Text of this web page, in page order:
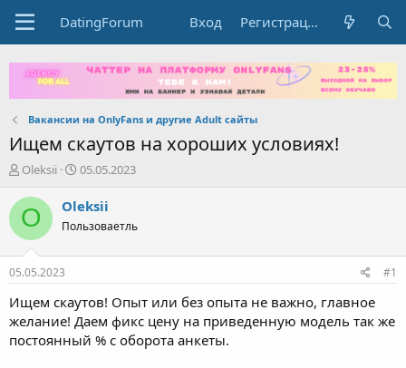
DatingForum Вход Регистрация
Вакансии на OnlyFans и другие Adult сайты
Ищем скаутов на хороших условиях!
А
т
о
р
е
ы
Oleksii
Д
т
н
л
а
05.05.2023
O Oleksii
Пользоваетль
05.05.2023 #1
Ищем скаутов! Опыт или без опыта не важно, главное
желание! Даем фикс цену на приведенную модель так же
постоянный % с оборота анкеты.